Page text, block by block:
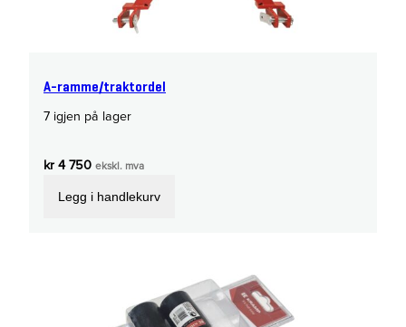
A-ramme/traktordel
7 igjen på lager
kr4 750 ekskl. mva
Legg i handlekurv